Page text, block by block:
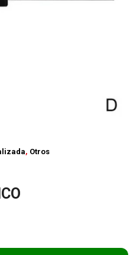
, Otros